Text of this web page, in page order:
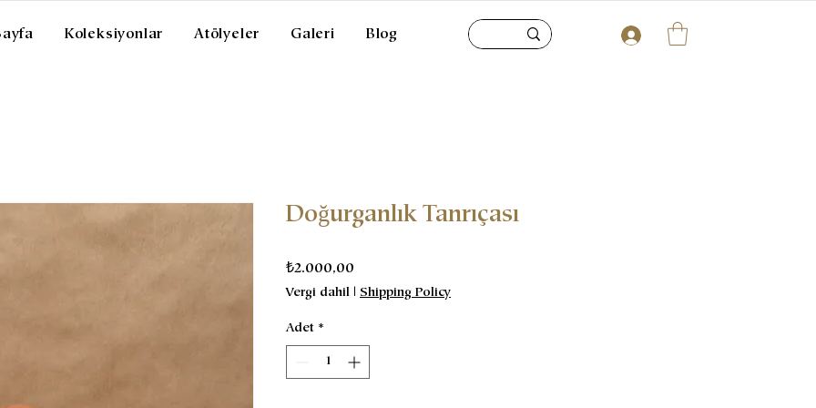
Koleksiyonlar Atölyeler Galeri Blog
Doğurganlık Tanrıçası
₺2.000,00
Vergi dahil | Shipping Policy
Adet *